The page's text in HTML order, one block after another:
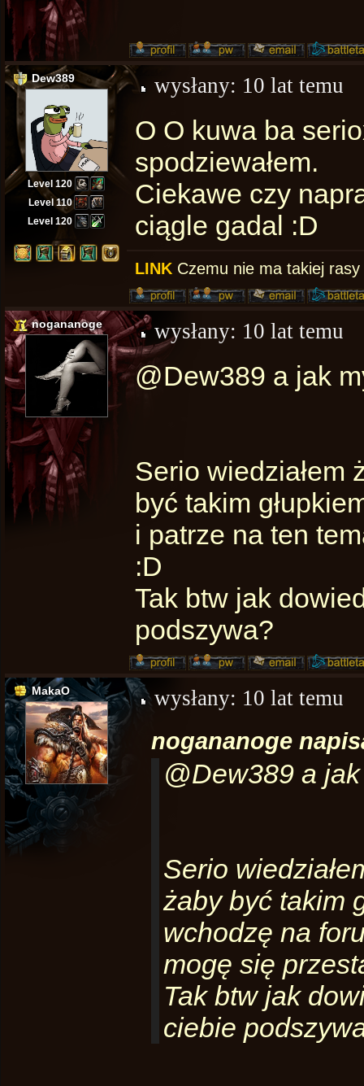
Dew389
Level 120
Level 110
Level 120
wysłany: 10 lat temu
O O kuwa ba
spodziewałem.
Ciekawe czy
ciągle gadal :D
LINK Czemu nie ma takiej
nogananoge wysłany: 10 lat temu
@Dew389 a jak
Serio wiedziałem
być takim
i patrze na ten
:D
Tak btw jak
podszywa?
MakaO wysłany: 10 lat temu
nogananoge
@Dew389 a
Serio
żaby być takim
wchodzę na
mogę się
Tak btw jak
ciebie